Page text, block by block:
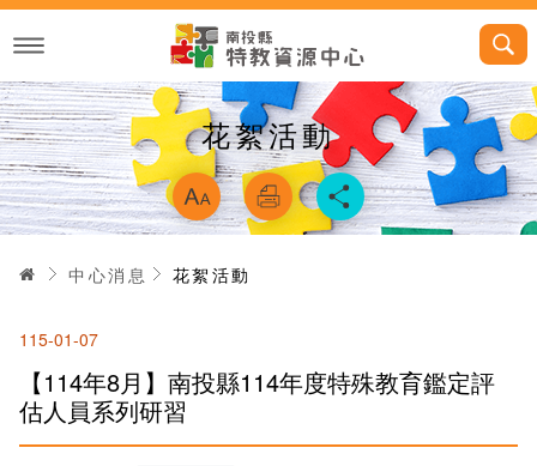
跳
主
內
容
花絮活動 略過字型切換
首頁中心消息 花絮活動
115-01-07
【114年8月】南投縣114年度特殊教育鑑定評
估人員系列研習